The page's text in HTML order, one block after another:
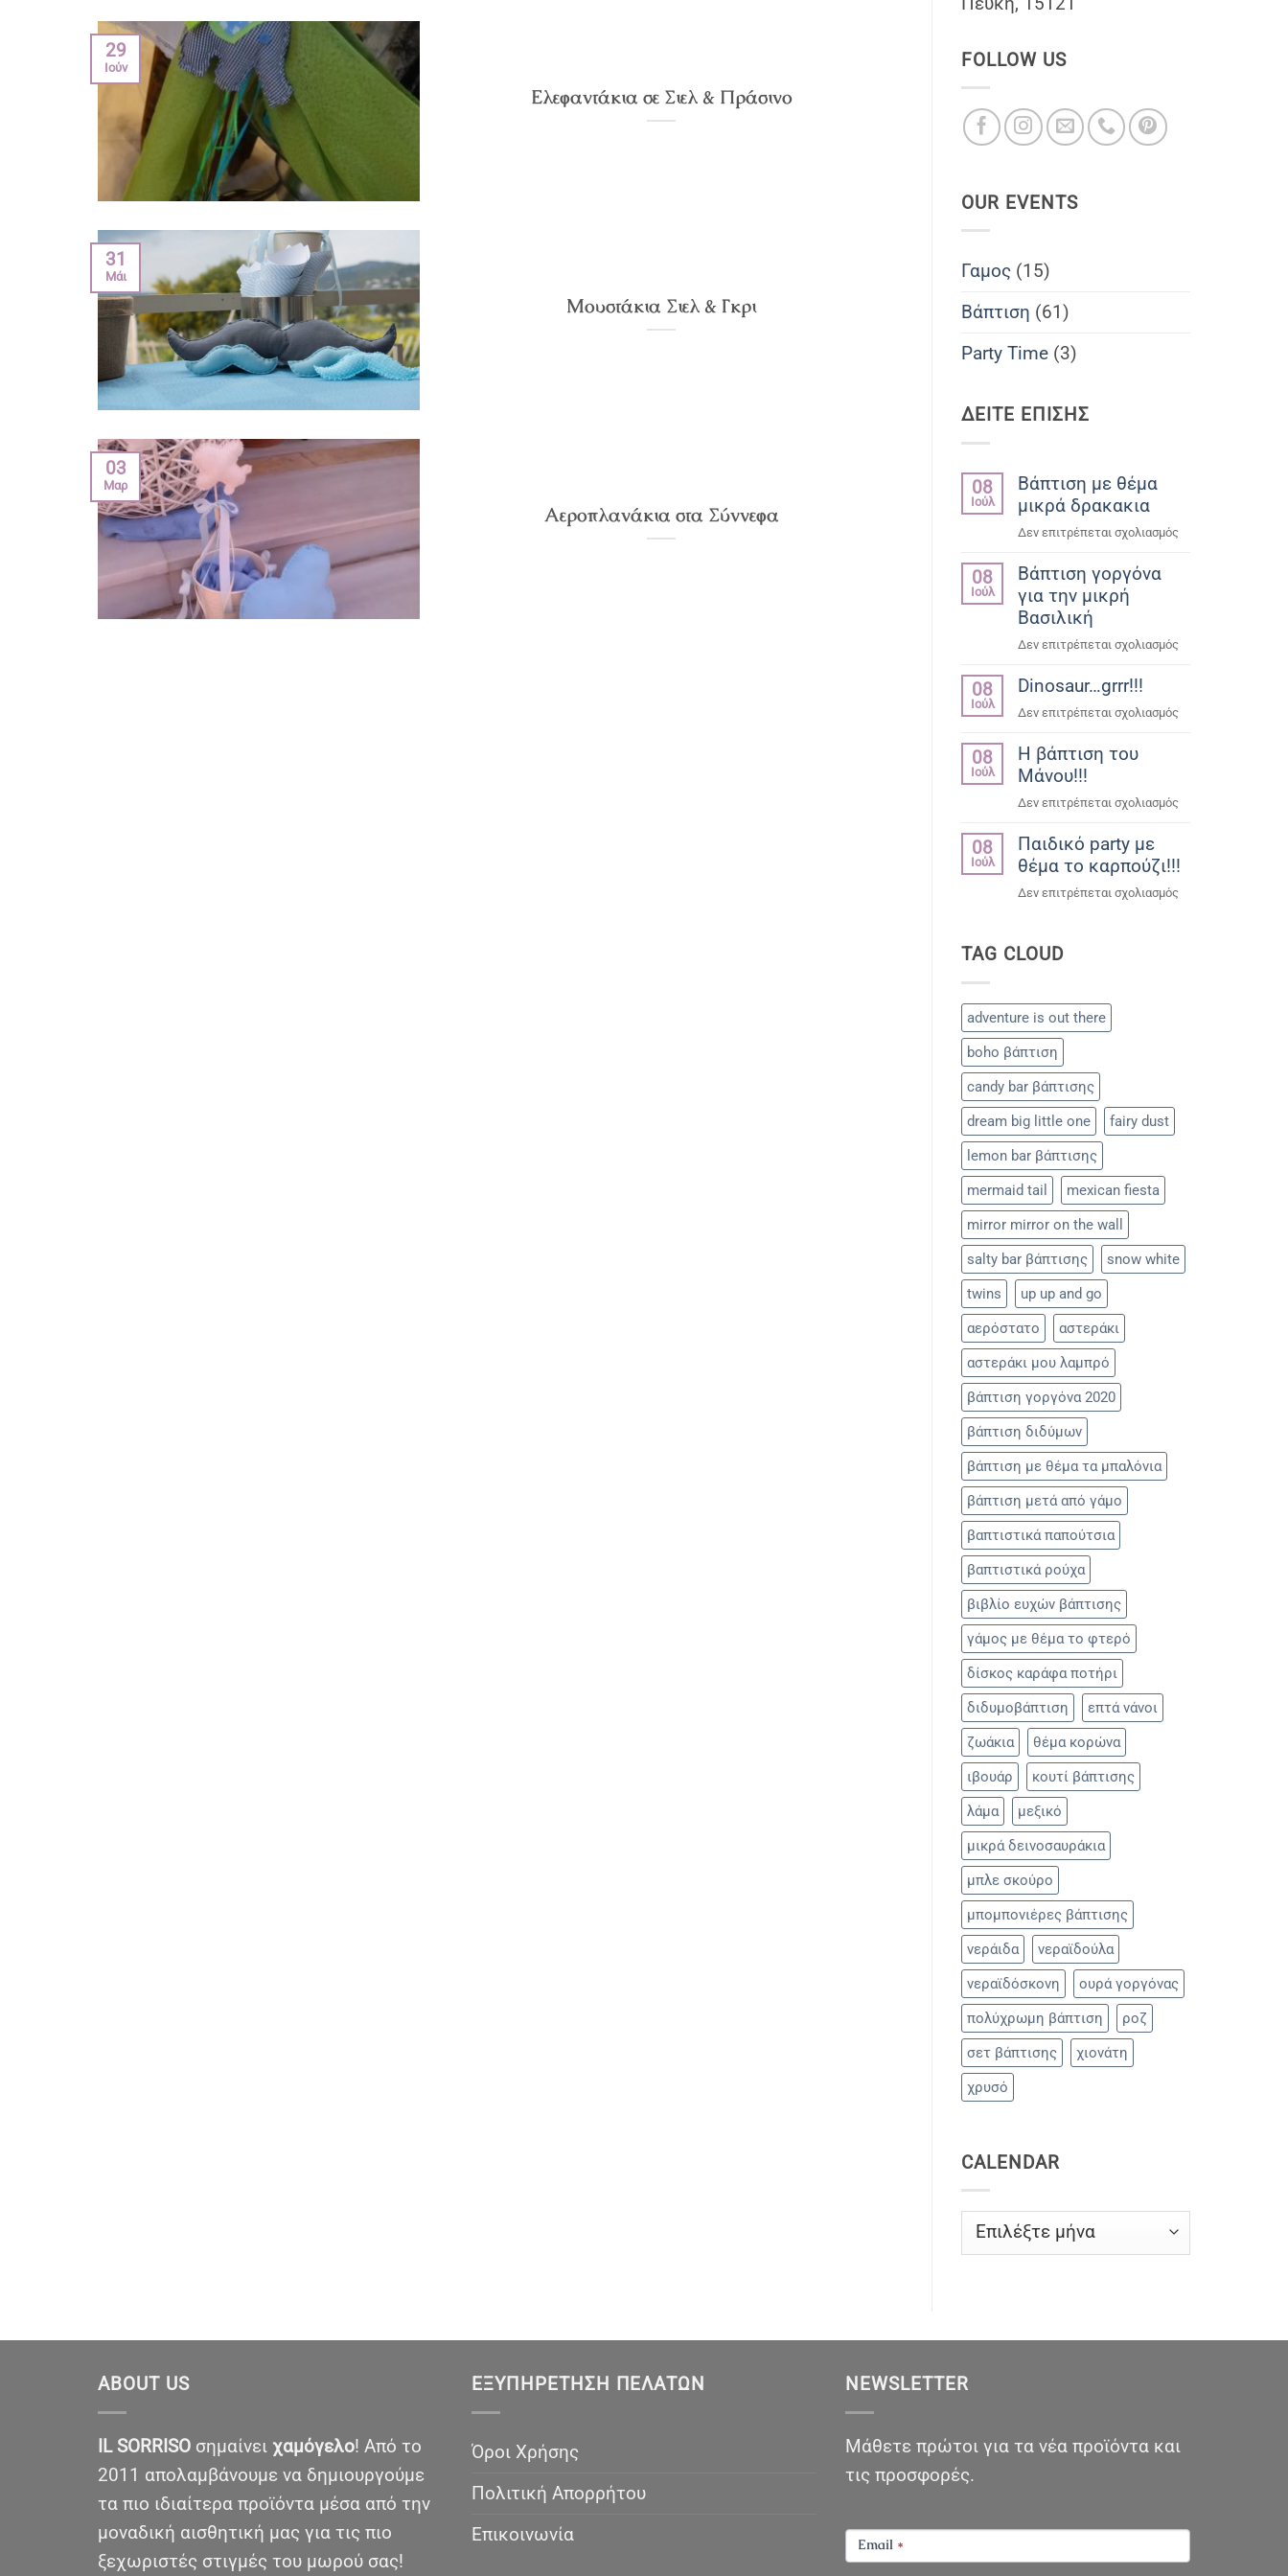
Ελεφαντάκια σε Σιελ & Πράσινο
29
Ιούν
Μουστάκια Σιελ & Γκρι
31
Μάι
Αεροπλανάκια στα Σύννεφα
03
Μαρ
FOLLOW US
OUR EVENTS
Γαμος (15)
Βάπτιση (61)
Party Time (3)
ΔΕΙΤΕ ΕΠΙΣΗΣ
08
Ιούλ
Βάπτιση με θέμα
μικρά δρακακια
Δεν επιτρέπεται σχολιασμόςστο
08
Ιούλ
Βάπτιση γοργόνα
για την μικρή
Βασιλική
Δεν επιτρέπεται σχολιασμόςστο
08
Ιούλ
Dinosaur…grrr!!!
Δεν επιτρέπεται σχολιασμόςστο
08
Ιούλ
Η βάπτιση του
Μάνου!!!
Δεν επιτρέπεται σχολιασμόςστο
του
08
Ιούλ
Παιδικό party με
θέμα το καρπούζι!!!
Δεν επιτρέπεται σχολιασμόςστο
TAG CLOUD
adventure is out there
boho βάπτιση
candy bar βάπτισης
dream big little one
fairy dust
lemon bar βάπτισης
mermaid tail
mexican fiesta
mirror mirror on the wall
salty bar βάπτισης
snow white
twins
up up and go
αερόστατο
αστεράκι
αστεράκι μου λαμπρό
βάπτιση γοργόνα 2020
βάπτιση διδύμων
βάπτιση με θέμα τα μπαλόνια
βάπτιση μετά από γάμο
βαπτιστικά παπούτσια
βαπτιστικά ρούχα
βιβλίο ευχών βάπτισης
γάμος με θέμα το φτερό
δίσκος καράφα ποτήρι
διδυμοβάπτιση
επτά νάνοι
ζωάκια
θέμα κορώνα
ιβουάρ
κουτί βάπτισης
λάμα
μεξικό
μικρά δεινοσαυράκια
μπλε σκούρο
μπομπονιέρες βάπτισης
νεράιδα
νεραϊδούλα
νεραϊδόσκονη
ουρά γοργόνας
πολύχρωμη βάπτιση
ροζ
σετ βάπτισης
χιονάτη
χρυσό
CALENDAR
CALENDAR
ABOUT US
IL SORRISO σημαίνει χαμόγελο! Από το
2011 απολαμβάνουμε να δημιουργούμε
τα πιο ιδιαίτερα προϊόντα μέσα από την
μοναδική αισθητική μας για τις πιο
ξεχωριστές στιγμές του μωρού σας!
ΕΞΥΠΗΡΈΤΗΣΗ ΠΕΛΑΤΏΝ
Όροι Χρήσης
Πολιτική Απορρήτου
Επικοινωνία
NEWSLETTER
Μάθετε πρώτοι για τα νέα προϊόντα και
τις προσφορές.
NEWSLETTER
Email *